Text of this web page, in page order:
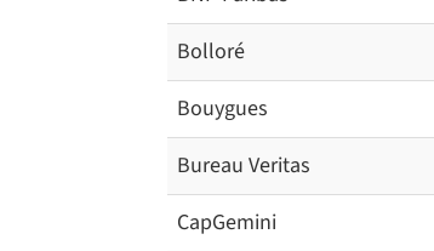
Bolloré
Bouygues
Bureau Veritas
CapGemini